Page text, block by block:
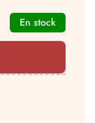
En stock